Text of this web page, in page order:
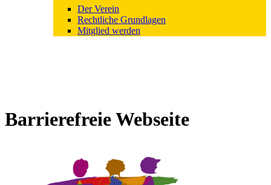
Der Verein
Rechtliche Grundlagen
Mitglied werden
Barrierefreie Webseite